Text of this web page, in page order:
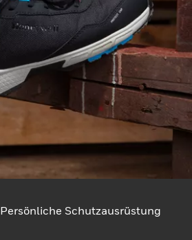
Persönliche Schutzausrüstung